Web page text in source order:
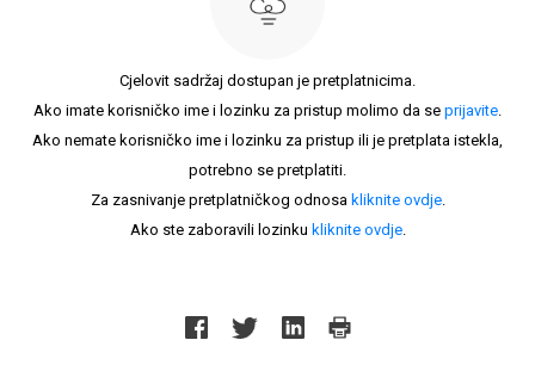
Cjelovit sadržaj dostupan je pretplatnicima.
Ako imate korisničko ime i lozinku za pristup molimo da se prijavite.
Ako nemate korisničko ime i lozinku za pristup ili je pretplata istekla,
potrebno se pretplatiti.
Za zasnivanje pretplatničkog odnosa kliknite ovdje.
Ako ste zaboravili lozinku kliknite ovdje.